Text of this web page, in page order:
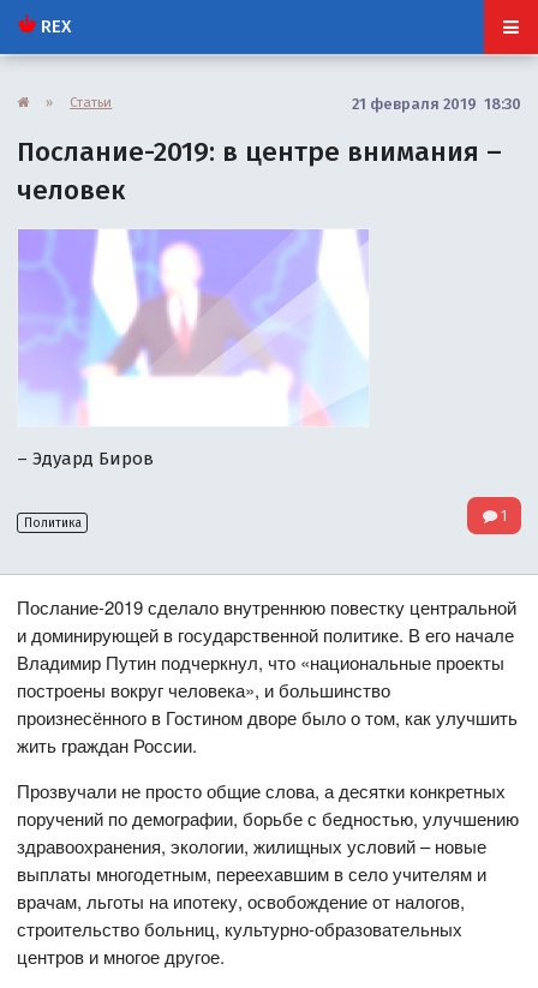
REX
» Статьи 21 февраля 2019 18:30
Послание-2019: в центре внимания –
человек
– Эдуард Биров
Политика 1
Послание-2019 сделало внутреннюю повестку центральной
и доминирующей в государственной политике. В его начале
Владимир Путин подчеркнул, что «национальные проекты
построены вокруг человека», и большинство
произнесённого в Гостином дворе было о том, как улучшить
жить граждан России.
Прозвучали не просто общие слова, а десятки конкретных
поручений по демографии, борьбе с бедностью, улучшению
здравоохранения, экологии, жилищных условий – новые
выплаты многодетным, переехавшим в село учителям и
врачам, льготы на ипотеку, освобождение от налогов,
строительство больниц, культурно-образовательных
центров и многое другое.